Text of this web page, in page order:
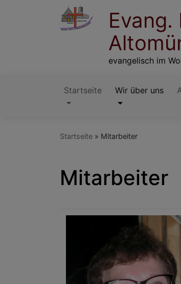
evangelisch im
Hauptnavigation
Startseite Wir über uns
Startseite Mitarbeiter
Mitarbeiter